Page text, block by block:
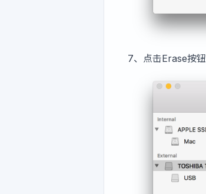
7、点击Erase按钮